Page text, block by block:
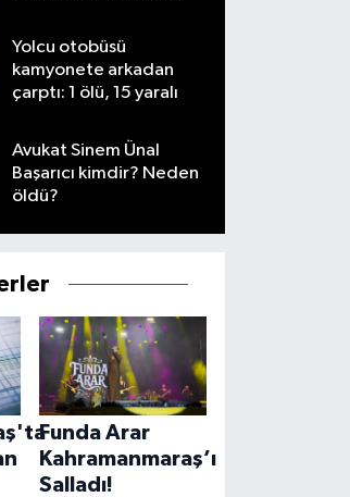
Yolcu otobüsü
kamyonete arkadan
çarptı: 1 ölü, 15 yaralı
Avukat Sinem Ünal
Başarıcı kimdir? Neden
öldü?
Funda Arar
Kahramanmaraş’ı
Salladı!